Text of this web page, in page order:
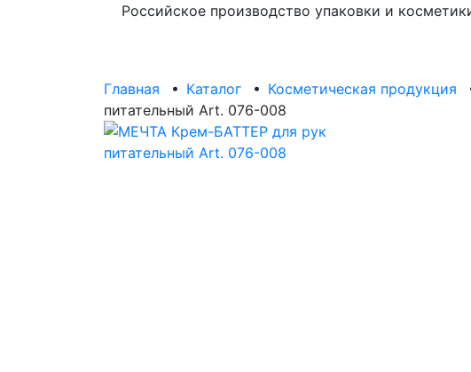
Российское производство упаковки и
Главная • Каталог • Косметическая продукция
питательный Art. 076-008